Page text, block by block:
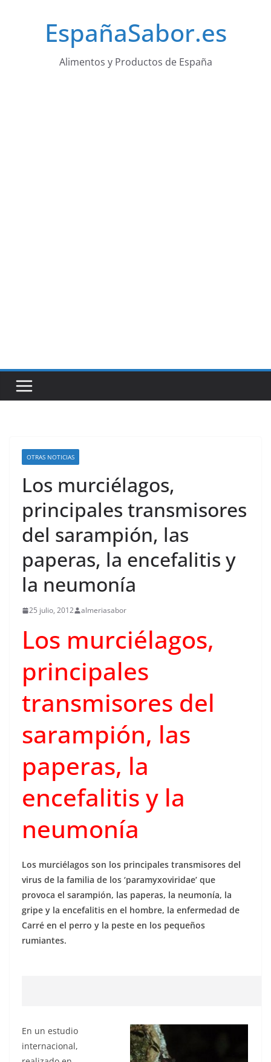
EspañaSabor.es
Alimentos y Productos de España
OTRAS NOTICIAS
Los murciélagos,
principales transmisores
del sarampión, las
paperas, la encefalitis y
la neumonía
25 julio, 2012 almeriasabor
Los murciélagos,
principales
transmisores del
sarampión, las
paperas, la
encefalitis y la
neumonía
Los murciélagos son los principales transmisores del
virus de la familia de los ‘paramyxoviridae’ que
provoca el sarampión, las paperas, la neumonía, la
gripe y la encefalitis en el hombre, la enfermedad de
Carré en el perro y la peste en los pequeños
rumiantes.
En un estudio
internacional,